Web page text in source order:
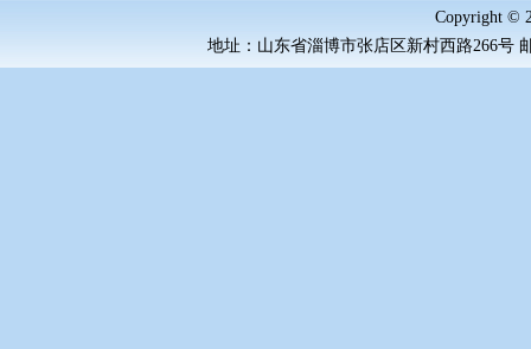
Copyright ©
地址：山东省淄博市张店区新村西路266号